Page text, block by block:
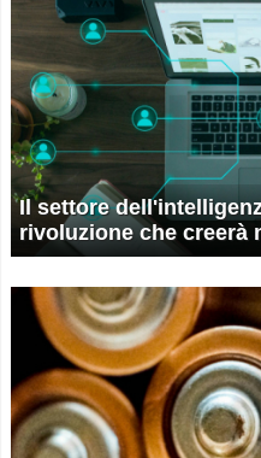
Il settore
rivoluzione che creerà